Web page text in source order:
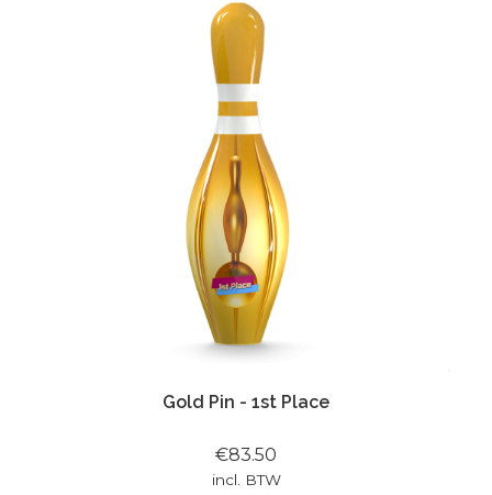
Gold Pin - 1st Place
€83.50
incl. BTW